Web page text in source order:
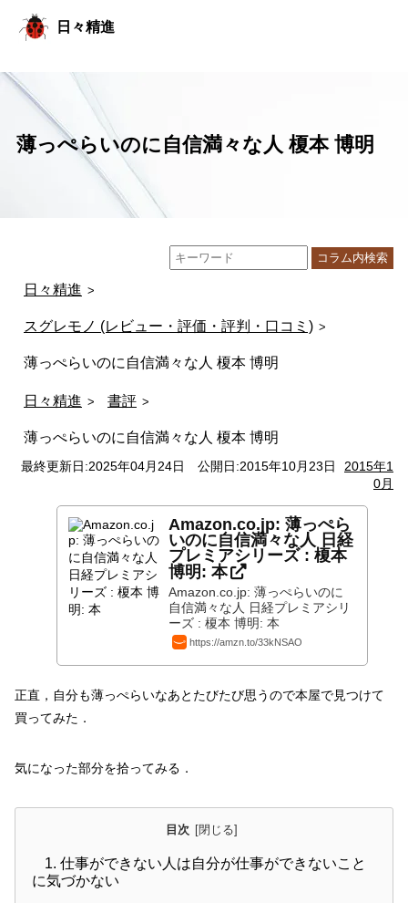
ツ
日々精進
薄っぺらいのに自信満々な人 榎本 博明
コラム内検索
日々精進
スグレモノ (レビュー・評価・評判・口コミ)
薄っぺらいのに自信満々な人 榎本 博明
日々精進 書評
薄っぺらいのに自信満々な人 榎本 博明
最終更新日:2025年04月24日 公開日:2015年10月23日
2015年1
0月
Amazon.co.jp: 薄っぺら
いのに自信満々な人 日経
プレミアシリーズ : 榎本
博明: 本
Amazon.co.jp: 薄っぺらいのに
自信満々な人 日経プレミアシリ
ーズ : 榎本 博明: 本
https://amzn.to/33kNSAO
正直，自分も薄っぺらいなあとたびたび思うので本屋で見つけて
買ってみた．
気になった部分を拾ってみる．
目次
1. 仕事ができない人は自分が仕事ができないこと
に気づかない